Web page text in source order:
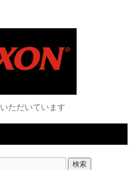
ただいています